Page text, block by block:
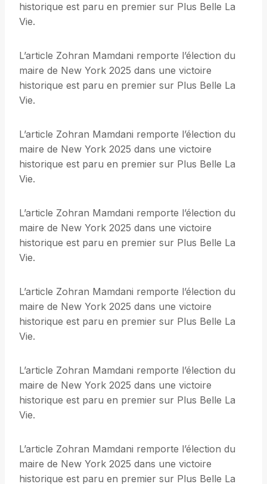
historique est paru en premier sur Plus Belle La
Vie.
L’article Zohran Mamdani remporte l’élection du
maire de New York 2025 dans une victoire
historique est paru en premier sur Plus Belle La
Vie.
L’article Zohran Mamdani remporte l’élection du
maire de New York 2025 dans une victoire
historique est paru en premier sur Plus Belle La
Vie.
L’article Zohran Mamdani remporte l’élection du
maire de New York 2025 dans une victoire
historique est paru en premier sur Plus Belle La
Vie.
L’article Zohran Mamdani remporte l’élection du
maire de New York 2025 dans une victoire
historique est paru en premier sur Plus Belle La
Vie.
L’article Zohran Mamdani remporte l’élection du
maire de New York 2025 dans une victoire
historique est paru en premier sur Plus Belle La
Vie.
L’article Zohran Mamdani remporte l’élection du
maire de New York 2025 dans une victoire
historique est paru en premier sur Plus Belle La